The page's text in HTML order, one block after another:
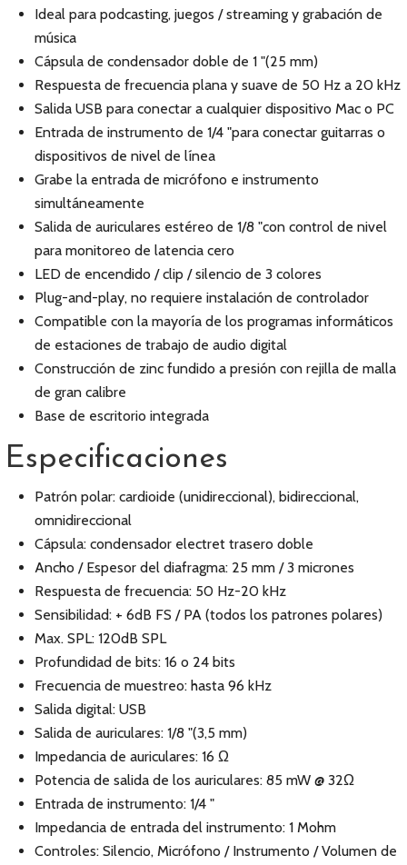
Ideal para podcasting, juegos / streaming y grabación de
música
Cápsula de condensador doble de 1 "(25 mm)
Respuesta de frecuencia plana y suave de 50 Hz a 20 kHz
Salida USB para conectar a cualquier dispositivo Mac o PC
Entrada de instrumento de 1/4 "para conectar guitarras o
dispositivos de nivel de línea
Grabe la entrada de micrófono e instrumento
simultáneamente
Salida de auriculares estéreo de 1/8 "con control de nivel
para monitoreo de latencia cero
LED de encendido / clip / silencio de 3 colores
Plug-and-play, no requiere instalación de controlador
Compatible con la mayoría de los programas informáticos
de estaciones de trabajo de audio digital
Construcción de zinc fundido a presión con rejilla de malla
de gran calibre
Base de escritorio integrada
Especificaciones
Patrón polar: cardioide (unidireccional), bidireccional,
omnidireccional
Cápsula: condensador electret trasero doble
Ancho / Espesor del diafragma: 25 mm / 3 micrones
Respuesta de frecuencia: 50 Hz-20 kHz
Sensibilidad: + 6dB FS / PA (todos los patrones polares)
Max. SPL: 120dB SPL
Profundidad de bits: 16 o 24 bits
Frecuencia de muestreo: hasta 96 kHz
Salida digital: USB
Salida de auriculares: 1/8 "(3,5 mm)
Impedancia de auriculares: 16 Ω
Potencia de salida de los auriculares: 85 mW @ 32Ω
Entrada de instrumento: 1/4 "
Impedancia de entrada del instrumento: 1 Mohm
Controles: Silencio, Micrófono / Instrumento / Volumen de